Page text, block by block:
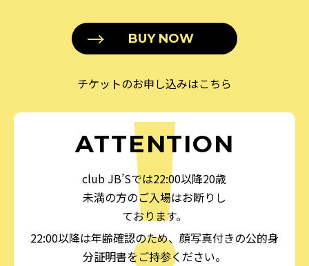
BUY NOW
チケットのお申し込みはこちら
ATTENTION
club JB’Sでは22:00以降20歳
未満の方のご入場はお断りし
ております。
22:00以降は年齢確認のため、顔写真付きの公的身
分証明書をご持参ください。